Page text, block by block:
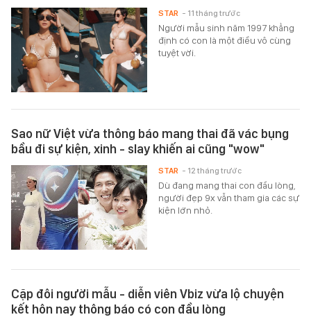
Người mẫu sinh năm 1997 khẳng
định có con là một điều vô cùng
tuyệt vời.
STAR - 11 tháng trước
Sao nữ Việt vừa thông báo mang thai đã vác bụng
bầu đi sự kiện, xinh - slay khiến ai cũng "wow"
Dù đang mang thai con đầu lòng,
người đẹp 9x vẫn tham gia các sự
kiện lớn nhỏ.
STAR - 12 tháng trước
Cặp đôi người mẫu - diễn viên Vbiz vừa lộ chuyện
kết hôn nay thông báo có con đầu lòng